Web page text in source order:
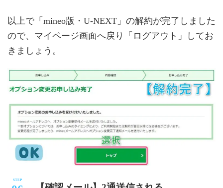
以上で「mineo版・U-NEXT」の解約が完了しました
ので、マイページ画面へ戻り「ログアウト」してお
きましょう。